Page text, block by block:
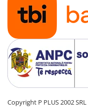
Copyright P PLUS 2002 SRL